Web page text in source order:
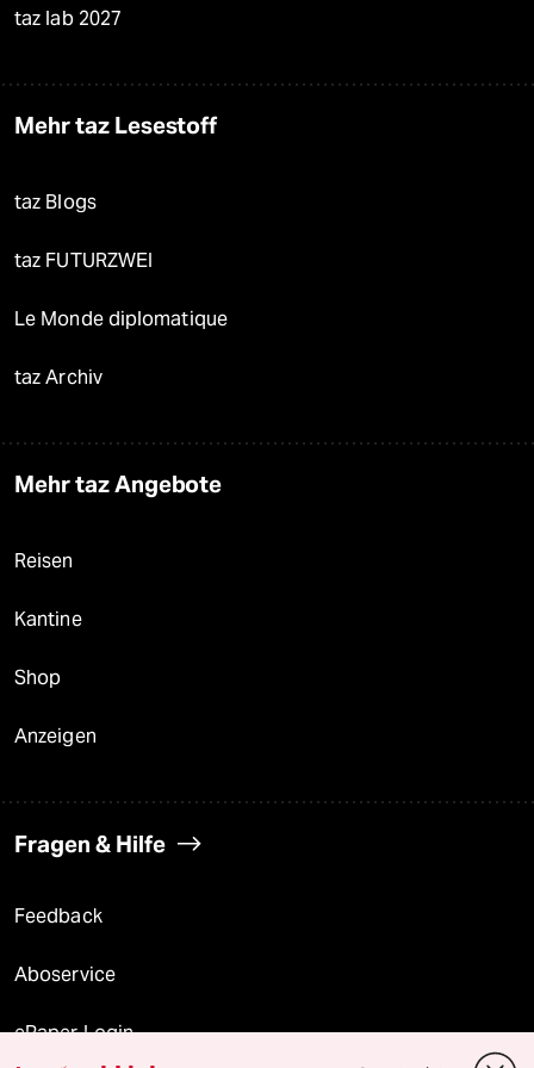
taz lab 2027
Mehr taz Lesestoff
taz Blogs
taz FUTURZWEI
Le Monde diplomatique
taz Archiv
Mehr taz Angebote
Reisen
Kantine
Shop
Anzeigen
Fragen & Hilfe
Feedback
Aboservice
ePaper Login